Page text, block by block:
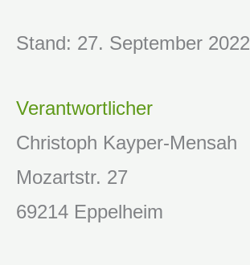
Stand: 27. September 2022
Verantwortlicher
Christoph Kayper-Mensah
Mozartstr. 27
69214 Eppelheim